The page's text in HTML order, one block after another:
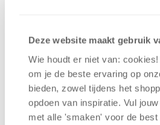
Deze website maakt gebruik
Wie houdt er niet van:
om je de beste ervaring op
bieden, zowel tijdens het
opdoen van inspiratie. Vul
met alle 'smaken' voor de